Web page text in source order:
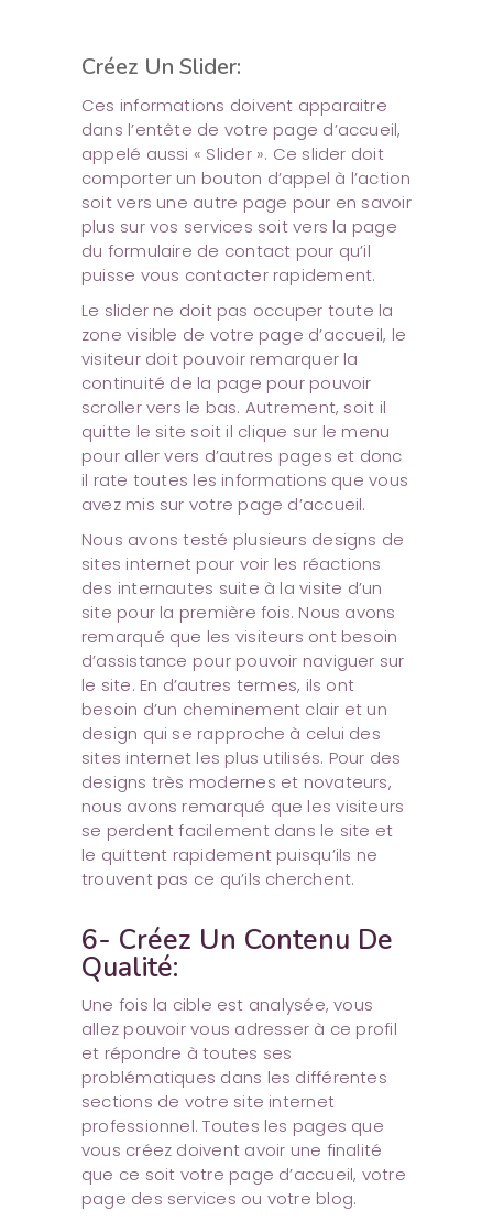
Créez Un Slider:
Ces informations doivent apparaitre
dans l’entête de votre page d’accueil,
appelé aussi « Slider ». Ce slider doit
comporter un bouton d’appel à l’action
soit vers une autre page pour en savoir
plus sur vos services soit vers la page
du formulaire de contact pour qu’il
puisse vous contacter rapidement.
Le slider ne doit pas occuper toute la
zone visible de votre page d’accueil, le
visiteur doit pouvoir remarquer la
continuité de la page pour pouvoir
scroller vers le bas. Autrement, soit il
quitte le site soit il clique sur le menu
pour aller vers d’autres pages et donc
il rate toutes les informations que vous
avez mis sur votre page d’accueil.
Nous avons testé plusieurs designs de
sites internet pour voir les réactions
des internautes suite à la visite d’un
site pour la première fois. Nous avons
remarqué que les visiteurs ont besoin
d’assistance pour pouvoir naviguer sur
le site. En d’autres termes, ils ont
besoin d’un cheminement clair et un
design qui se rapproche à celui des
sites internet les plus utilisés. Pour des
designs très modernes et novateurs,
nous avons remarqué que les visiteurs
se perdent facilement dans le site et
le quittent rapidement puisqu’ils ne
trouvent pas ce qu’ils cherchent.
6- Créez Un Contenu De
Qualité:
Une fois la cible est analysée, vous
allez pouvoir vous adresser à ce profil
et répondre à toutes ses
problématiques dans les différentes
sections de votre site internet
professionnel. Toutes les pages que
vous créez doivent avoir une finalité
que ce soit votre page d’accueil, votre
page des services ou votre blog.